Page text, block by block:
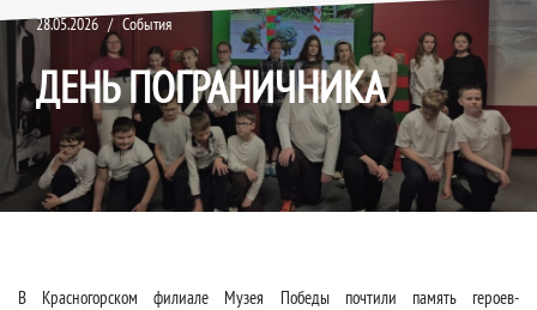
28.05.2026 События
ДЕНЬ ПОГРАНИЧНИКА
В Красногорском филиале Музея Победы почтили память героев-